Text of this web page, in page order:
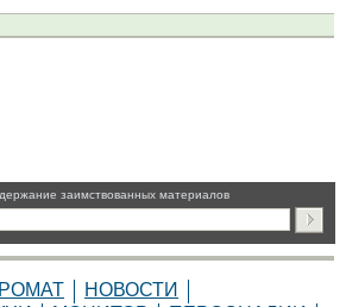
заимствованных материалов
НОВОСТИ